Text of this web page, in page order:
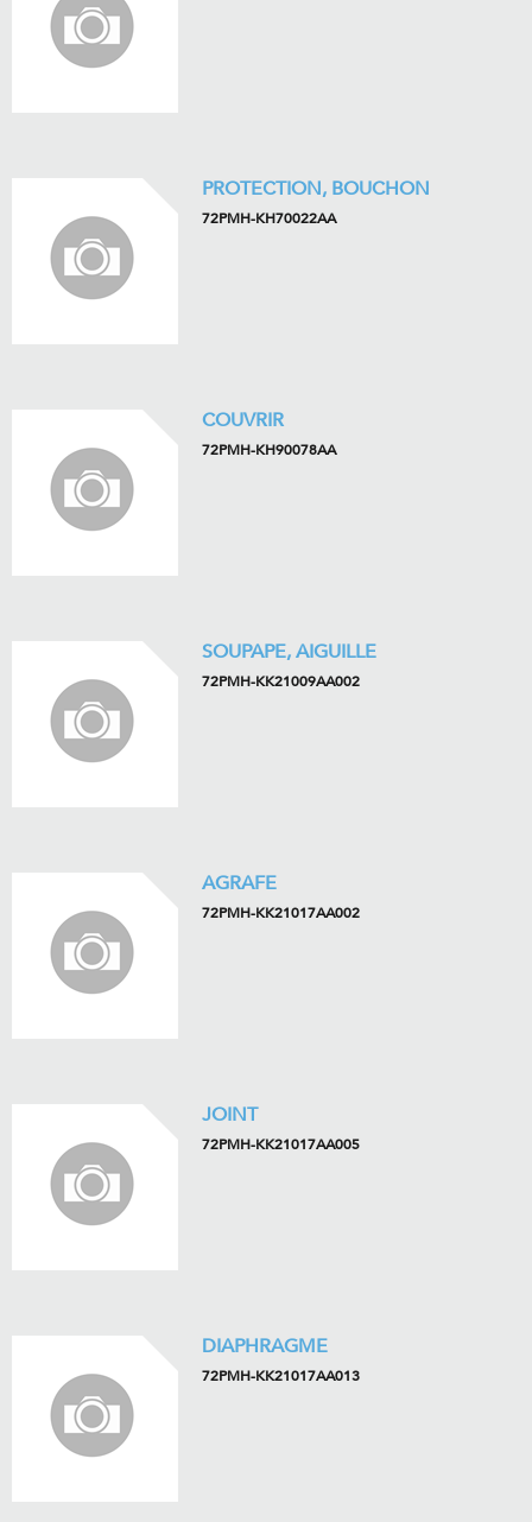
PROTECTION, BOUCHON
72PMH-KH70022AA
COUVRIR
72PMH-KH90078AA
SOUPAPE, AIGUILLE
72PMH-KK21009AA002
AGRAFE
72PMH-KK21017AA002
JOINT
72PMH-KK21017AA005
DIAPHRAGME
72PMH-KK21017AA013